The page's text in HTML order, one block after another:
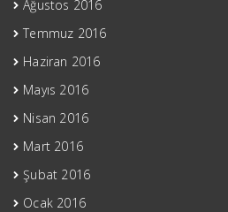
Ağustos 2016
Temmuz 2016
Haziran 2016
Mayıs 2016
Nisan 2016
Mart 2016
Şubat 2016
Ocak 2016